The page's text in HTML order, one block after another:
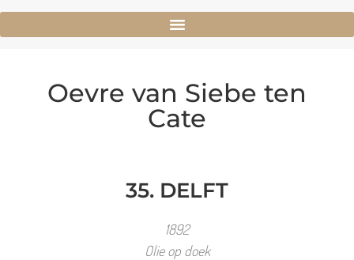
Oevre van Siebe ten
Cate
35. DELFT
1892
Olie op doek